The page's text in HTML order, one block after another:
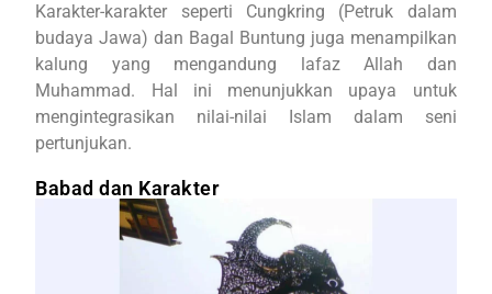
Karakter-karakter seperti Cungkring (Petruk dalam
budaya Jawa) dan Bagal Buntung juga menampilkan
kalung yang mengandung lafaz Allah dan
Muhammad. Hal ini menunjukkan upaya untuk
mengintegrasikan nilai-nilai Islam dalam seni
pertunjukan.
Babad dan Karakter